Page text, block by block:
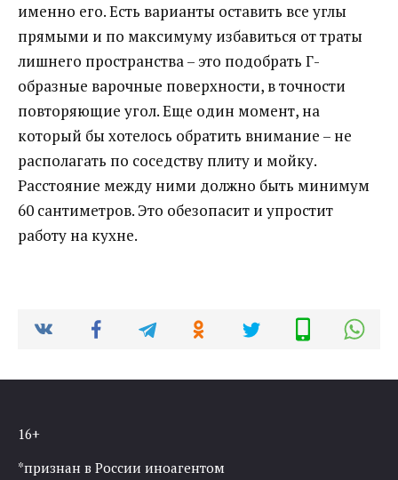
именно его. Есть варианты оставить все углы
прямыми и по максимуму избавиться от траты
лишнего пространства – это подобрать Г-
образные варочные поверхности, в точности
повторяющие угол. Еще один момент, на
который бы хотелось обратить внимание – не
располагать по соседству плиту и мойку.
Расстояние между ними должно быть минимум
60 сантиметров. Это обезопасит и упростит
работу на кухне.
16+
*признан в России иноагентом